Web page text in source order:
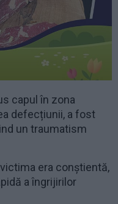
capul în zona
defecțiunii, a fost
un traumatism
era conștientă,
a îngrijirilor